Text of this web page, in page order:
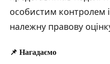
особистим контролем
належну правову
📌 Нагадаємо